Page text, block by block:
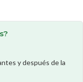
y después de la